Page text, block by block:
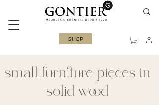
SHOP
small furniture pieces in
solid wood